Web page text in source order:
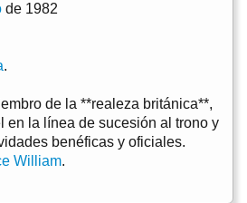
de 1982
.
de la **realeza británica**,
en la línea de sucesión al trono y
benéficas y oficiales.
William.